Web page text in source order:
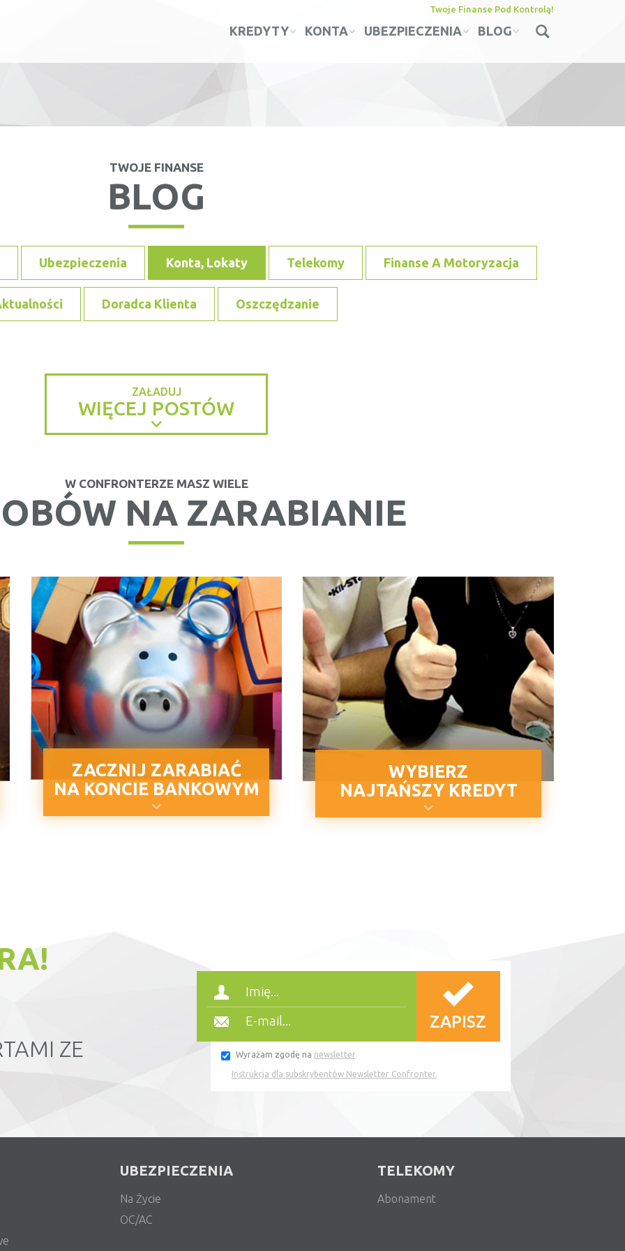
Twoje Finanse Pod Kontrolą!
KREDYTY KONTA UBEZPIECZENIA BLOG
TWOJE FINANSE
BLOG
Ubezpieczenia Konta, Lokaty Telekomy Finanse A Motoryzacja
Doradca Klienta Oszczędzanie
ZAŁADUJ
WIĘCEJ POSTÓW
W CONFRONTERZE MASZ WIELE
NA ZARABIANIE
ZACZNIJ ZARABIAĆ
NA KONCIE BANKOWYM
WYBIERZ
NAJTAŃSZY KREDYT
ZE Wyrażam zgodę na newsletter
Instrukcja dla subskrybentów Newsletter Confronter.
UBEZPIECZENIA
Na Życie
OC/AC
TELEKOMY
Abonament